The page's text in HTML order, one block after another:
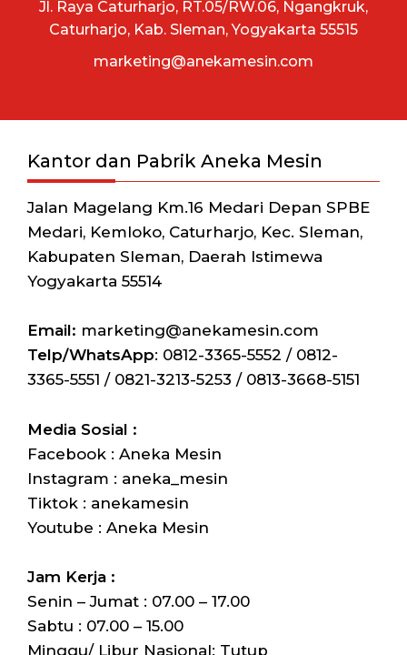
Jl. Raya Caturharjo, RT.05/RW.06, Ngangkruk,
Caturharjo, Kab. Sleman, Yogyakarta 55515
marketing@anekamesin.com
Kantor dan Pabrik Aneka Mesin
Jalan Magelang Km.16 Medari Depan SPBE
Medari, Kemloko, Caturharjo, Kec. Sleman,
Kabupaten Sleman, Daerah Istimewa
Yogyakarta 55514
Email: marketing@anekamesin.com
Telp/WhatsApp: 0812-3365-5552 / 0812-
3365-5551 / 0821-3213-5253 / 0813-3668-5151
Media Sosial :
Facebook : Aneka Mesin
Instagram : aneka_mesin
Tiktok : anekamesin
Youtube : Aneka Mesin
Jam Kerja :
Senin – Jumat : 07.00 – 17.00
Sabtu : 07.00 – 15.00
Minggu/ Libur Nasional: Tutup